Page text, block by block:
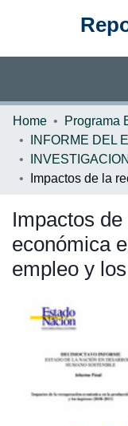
Communities &
Statistics
Home
Impactos
económica
empleo y